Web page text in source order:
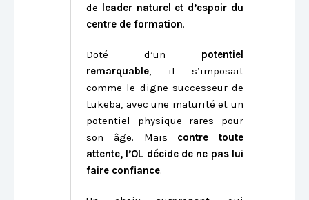
de leader naturel et d’espoir du
centre de formation.
Doté d’un potentiel
remarquable , il s’imposait
comme le digne successeur de
Lukeba, avec une maturité et un
potentiel physique rares pour
son âge. Mais contre toute
attente, l’OL décide de ne pas lui
faire confiance.